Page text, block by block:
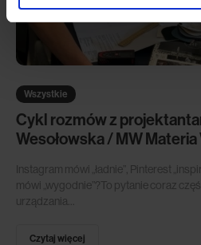
Wszystkie
Cykl rozmów z
Wesołowska / MW
Instagram mówi „ładnie”, Pinterest
mówi „wygodnie”?To pytanie coraz
urządzania...
Czytaj więcej